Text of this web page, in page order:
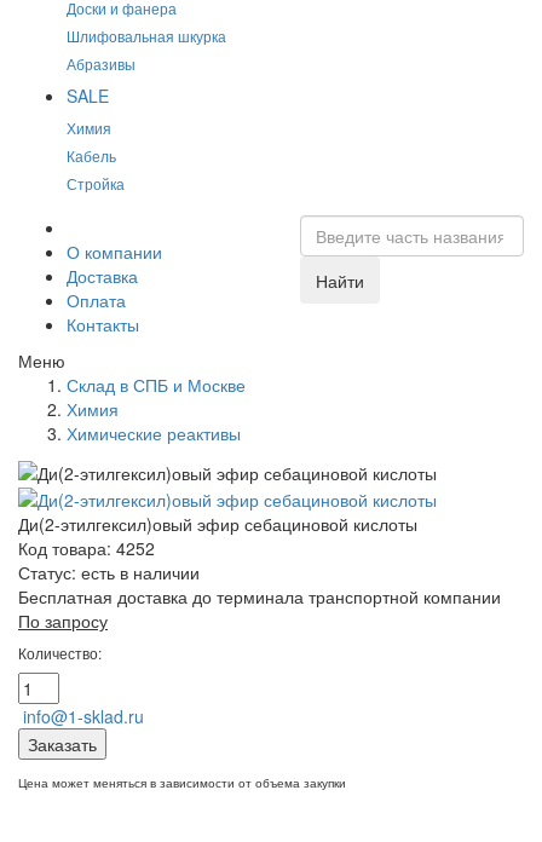
Доски и фанера
Шлифовальная шкурка
Абразивы
SALE
Химия
Кабель
Стройка
О компании
Доставка
Оплата
Контакты
Найти
Меню
Склад в СПБ и Москве
Химия
Химические реактивы
Ди(2-этилгексил)овый эфир себациновой кислоты
Код товара: 4252
Статус: есть в наличии
Бесплатная доставка до терминала транспортной компании
По запросу
Количество:
info@1-sklad.ru
Заказать
Цена может меняться в зависимости от объема закупки